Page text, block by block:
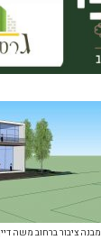
מבנה ציבור ברחוב משה